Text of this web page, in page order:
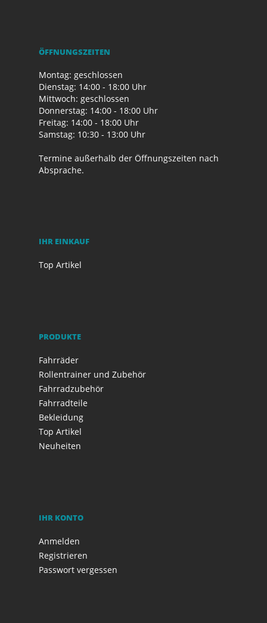
ÖFFNUNGSZEITEN
Montag: geschlossen
Dienstag: 14:00 - 18:00 Uhr
Mittwoch: geschlossen
Donnerstag: 14:00 - 18:00 Uhr
Freitag: 14:00 - 18:00 Uhr
Samstag: 10:30 - 13:00 Uhr
Termine außerhalb der Öffnungszeiten nach
Absprache.
IHR EINKAUF
Top Artikel
PRODUKTE
Fahrräder
Rollentrainer und Zubehör
Fahrradzubehör
Fahrradteile
Bekleidung
Top Artikel
Neuheiten
IHR KONTO
Anmelden
Registrieren
Passwort vergessen